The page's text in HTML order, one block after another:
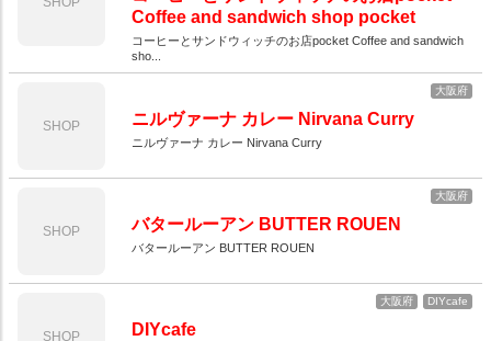
Coffee and sandwich shop pocket
コーヒーとサンドウィッチのお店pocket Coffee and sandwich
sho...
SHOP
大阪府
ニルヴァーナ カレー Nirvana Curry
ニルヴァーナ カレー Nirvana Curry
SHOP
大阪府
バタールーアン BUTTER ROUEN
バタールーアン BUTTER ROUEN
SHOP
大阪府 DIYcafe
DIYcafe